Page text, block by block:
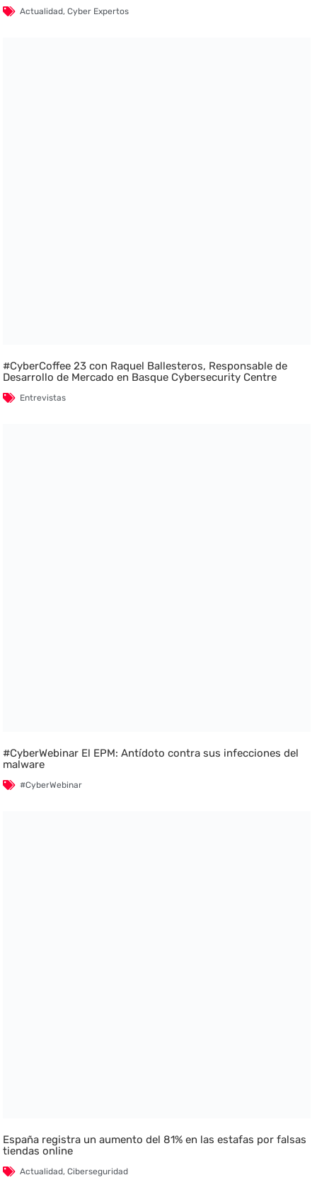
Actualidad,Cyber Expertos
#CyberCoffee 23 con Raquel Ballesteros, Responsable de
Desarrollo de Mercado en Basque Cybersecurity Centre
Entrevistas
#CyberWebinar El EPM: Antídoto contra sus infecciones del
malware
#CyberWebinar
España registra un aumento del 81% en las estafas por falsas
tiendas online
Actualidad,Ciberseguridad